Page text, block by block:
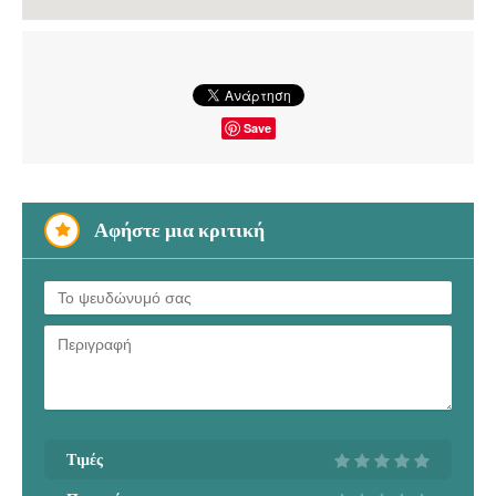
Save
Αφήστε μια κριτική
Τιμές